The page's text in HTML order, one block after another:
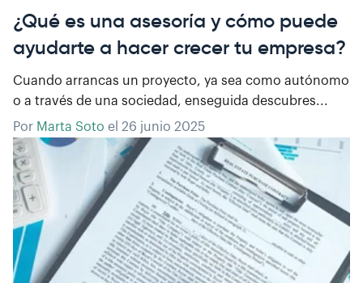
¿Qué es una asesoría y cómo puede
ayudarte a hacer crecer tu empresa?
Cuando arrancas un proyecto, ya sea como autónomo
o a través de una sociedad, enseguida descubres...
Por Marta Soto el 26 junio 2025